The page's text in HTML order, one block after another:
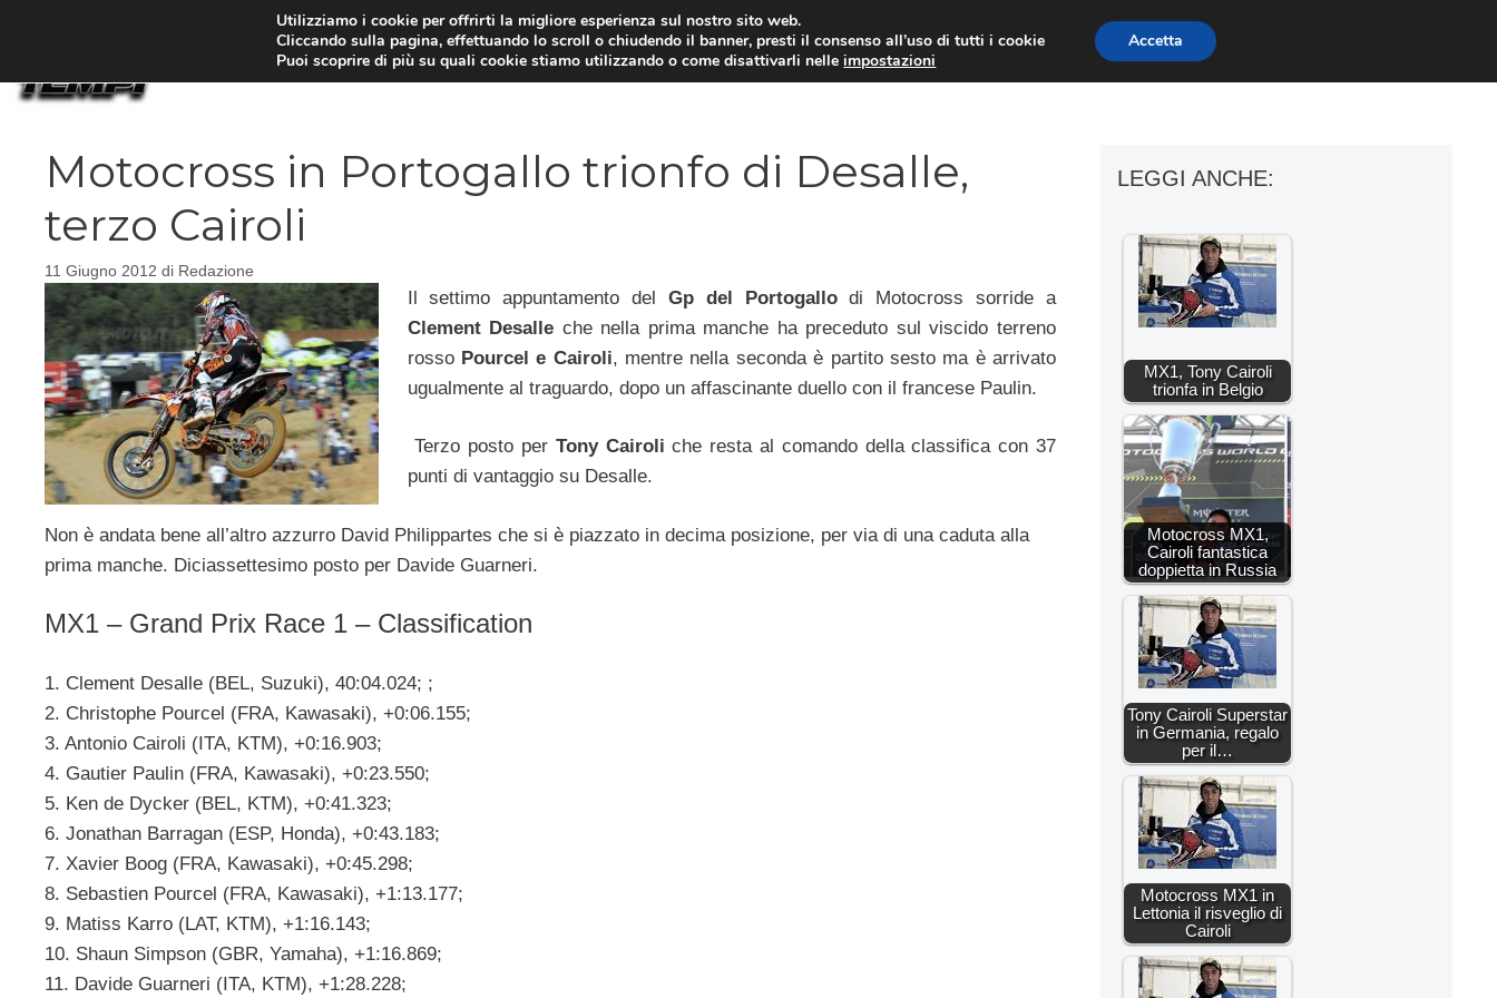
MOTO NEWS ACCESSORI MOTO MOTO GP
Motocross in Portogallo trionfo di Desalle,
terzo Cairoli
11 Giugno 2012 di Redazione
Il settimo appuntamento del Gp del Portogallodi Motocross sorride a
Clement Desalle che nella prima manche ha preceduto sul viscido terreno
rosso Pourcel e Cairoli, mentre nella seconda è partito sesto ma è arrivato
ugualmente al traguardo, dopo un affascinante duello con il francese Paulin.
Terzo posto per Tony Cairoli che resta al comando della classifica con 37
punti di vantaggio su Desalle.
Non è andata bene all’altro azzurro David Philippartes che si è piazzato in decima posizione, per via di una caduta alla
prima manche. Diciassettesimo posto per Davide Guarneri.
MX1 – Grand Prix Race 1 – Classification
1. Clement Desalle (BEL, Suzuki), 40:04.024; ;
2. Christophe Pourcel (FRA, Kawasaki), +0:06.155;
3. Antonio Cairoli (ITA, KTM), +0:16.903;
4. Gautier Paulin (FRA, Kawasaki), +0:23.550;
5. Ken de Dycker (BEL, KTM), +0:41.323;
6. Jonathan Barragan (ESP, Honda), +0:43.183;
7. Xavier Boog (FRA, Kawasaki), +0:45.298;
8. Sebastien Pourcel (FRA, Kawasaki), +1:13.177;
9. Matiss Karro (LAT, KTM), +1:16.143;
10. Shaun Simpson (GBR, Yamaha), +1:16.869;
11. Davide Guarneri (ITA, KTM), +1:28.228;
LEGGI ANCHE:
MX1, Tony Cairoli
trionfa in Belgio
Motocross MX1,
Cairoli fantastica
doppietta in Russia
Tony Cairoli Superstar
in Germania, regalo
per il…
Motocross MX1 in
Lettonia il risveglio di
Cairoli
Utilizziamo i cookie per offrirti la migliore esperienza sul nostro sito web.
Cliccando sulla pagina, effettuando lo scroll o chiudendo il banner, presti il consenso all’uso di tutti i cookie
Puoi scoprire di più su quali cookie stiamo utilizzando o come disattivarli nelleimpostazioni
Accetta